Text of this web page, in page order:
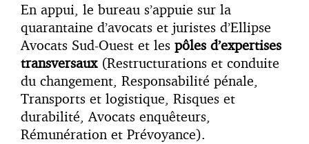
En appui, le bureau s’appuie sur la
quarantaine d’avocats et juristes d’Ellipse
Avocats Sud-Ouest et les pôles d’expertises
transversaux(Restructurations et conduite
du changement, Responsabilité pénale,
Transports et logistique, Risques et
durabilité, Avocats enquêteurs,
Rémunération et Prévoyance).